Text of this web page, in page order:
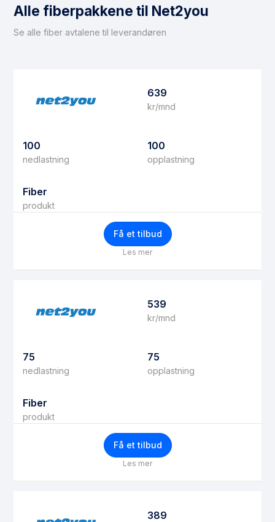
Alle fiberpakkene til Net2you
Se alle fiber avtalene til leverandøren
639
kr/mnd
100
nedlastning
100
opplastning
Fiber
produkt
Få et tilbud
Les mer
539
kr/mnd
75
nedlastning
75
opplastning
Fiber
produkt
Få et tilbud
Les mer
389